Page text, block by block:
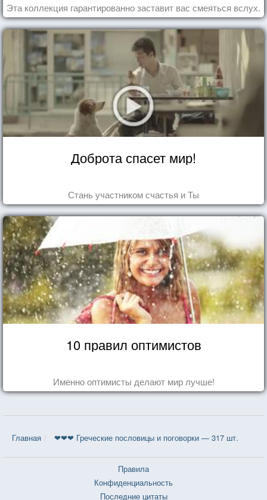
Эта коллекция гарантированно заставит вас смеяться вслух.
Доброта спасет мир!
Стань участником счастья и Ты
10 правил оптимистов
Именно оптимисты делают мир лучше!
Главная ❤❤❤ Греческие пословицы и поговорки — 317 шт.
Правила
Конфиденциальность
Последние цитаты